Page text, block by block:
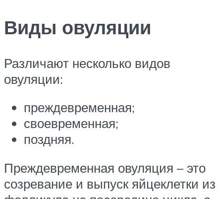
Виды овуляции
Различают несколько видов
овуляции:
преждевременная;
своевременная;
поздняя.
Преждевременная овуляция – это
созревание и выпуск яйцеклетки из